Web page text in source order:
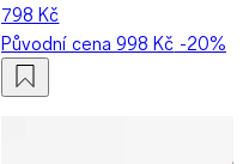
798 Kč
Původní cena998 Kč -20%